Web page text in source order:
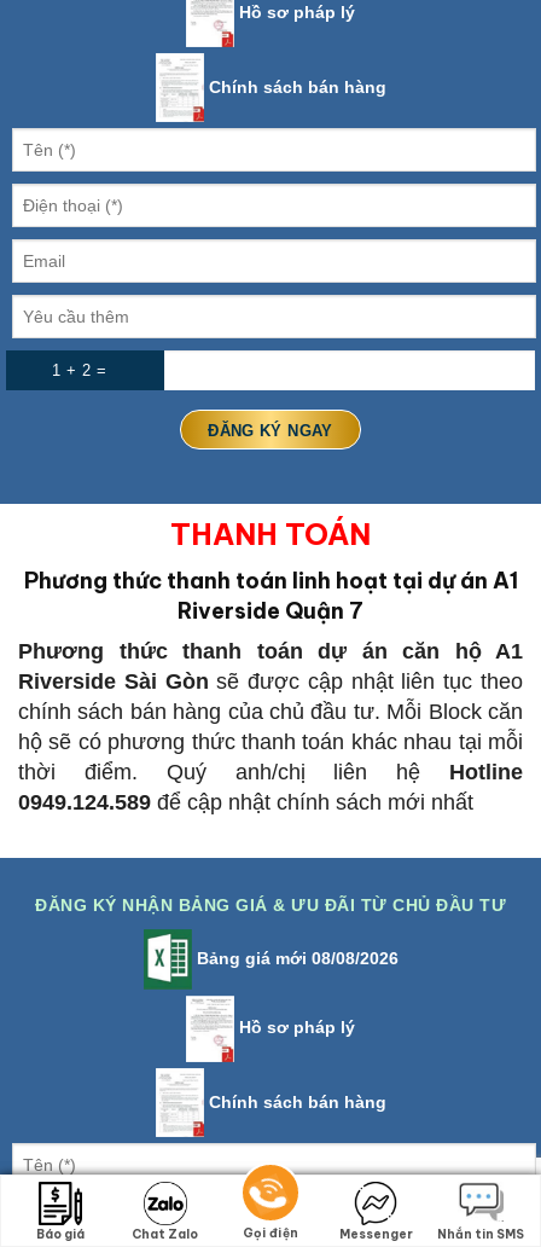
Hồ sơ pháp lý
Chính sách bán hàng
1 + 2 =
THANH TOÁN
Phương thức thanh toán linh hoạt tại dự án A1
Riverside Quận 7
Phương thức thanh toán dự án căn hộ A1
Riverside Sài Gòn sẽ được cập nhật liên tục theo
chính sách bán hàng của chủ đầu tư. Mỗi Block căn
hộ sẽ có phương thức thanh toán khác nhau tại mỗi
thời điểm. Quý anh/chị liên hệ Hotline
0949.124.589 để cập nhật chính sách mới nhất
ĐĂNG KÝ NHẬN BẢNG GIÁ & ƯU ĐÃI TỪ CHỦ ĐẦU TƯ
Bảng giá mới 08/08/2026
Hồ sơ pháp lý
Chính sách bán hàng
Báo giá Chat Zalo Gọi điện Messenger Nhắn tin SMS
Báo giá Chat Zalo Gọi điện Messenger Nhắn tin SMS